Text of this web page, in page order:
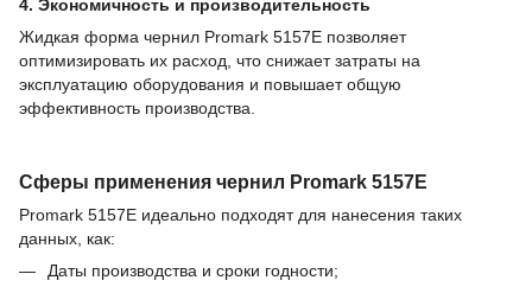
4. Экономичность и производительность
Жидкая форма чернил Promark 5157E позволяет
оптимизировать их расход, что снижает затраты на
эксплуатацию оборудования и повышает общую
эффективность производства.
Сферы применения чернил Promark 5157E
Promark 5157E идеально подходят для нанесения таких
данных, как:
Даты производства и сроки годности;